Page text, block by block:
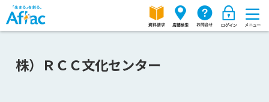
株）ＲＣＣ文化センター